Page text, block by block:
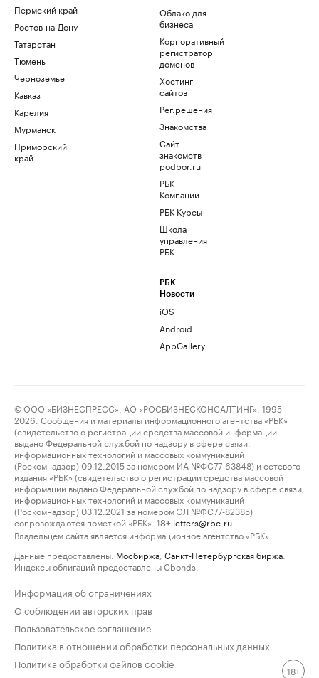
Пермский край
Ростов-на-Дону
Татарстан
Тюмень
Черноземье
Кавказ
Карелия
Мурманск
Приморский
край
Облако для
бизнеса
Корпоративный
регистратор
доменов
Хостинг
сайтов
Рег.решения
Знакомства
Сайт
знакомств
podbor.ru
РБК
Компании
РБК Курсы
Школа
управления
РБК
РБК
Новости
iOS
Android
AppGallery
© ООО «БИЗНЕСПРЕСС», АО «РОСБИЗНЕСКОНСАЛТИНГ», 1995–
2026. Сообщения и материалы информационного агентства «РБК»
(свидетельство о регистрации средства массовой информации
выдано Федеральной службой по надзору в сфере связи,
информационных технологий и массовых коммуникаций
(Роскомнадзор) 09.12.2015 за номером ИА №ФС77-63848) и сетевого
издания «РБК» (свидетельство о регистрации средства массовой
информации выдано Федеральной службой по надзору в сфере связи,
информационных технологий и массовых коммуникаций
(Роскомнадзор) 03.12.2021 за номером ЭЛ №ФС77-82385)
сопровождаются пометкой «РБК».
18+ letters@rbc.ru
Владельцем сайта является информационное агентство «РБК».
Данные предоставлены: Мосбиржа Санкт-Петербургская биржа
Индексы облигаций предоставлены Cbonds.
Информация об ограничениях
О соблюдении авторских прав
Пользовательское соглашение
Политика в отношении обработки персональных данных
Политика обработки файлов cookie
18+